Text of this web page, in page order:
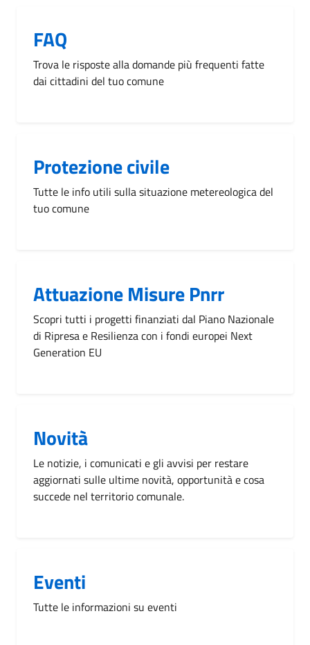
FAQ
Trova le risposte alla domande più frequenti fatte
dai cittadini del tuo comune
Protezione civile
Tutte le info utili sulla situazione metereologica del
tuo comune
Attuazione Misure Pnrr
Scopri tutti i progetti finanziati dal Piano Nazionale
di Ripresa e Resilienza con i fondi europei Next
Generation EU
Novità
Le notizie, i comunicati e gli avvisi per restare
aggiornati sulle ultime novità, opportunità e cosa
succede nel territorio comunale.
Eventi
Tutte le informazioni su eventi